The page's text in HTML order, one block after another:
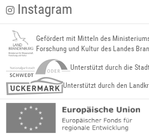
Instagram
Gefördert mit Mitteln des
Forschung und Kultur des Landes
Unterstützt durch die
Unterstützt durch den